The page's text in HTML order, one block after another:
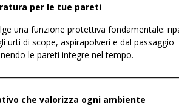
per le tue pareti
una funzione protettiva fondamentale:
urti di scope, aspirapolveri e dal passaggio
le pareti integre nel tempo.
che valorizza ogni ambiente